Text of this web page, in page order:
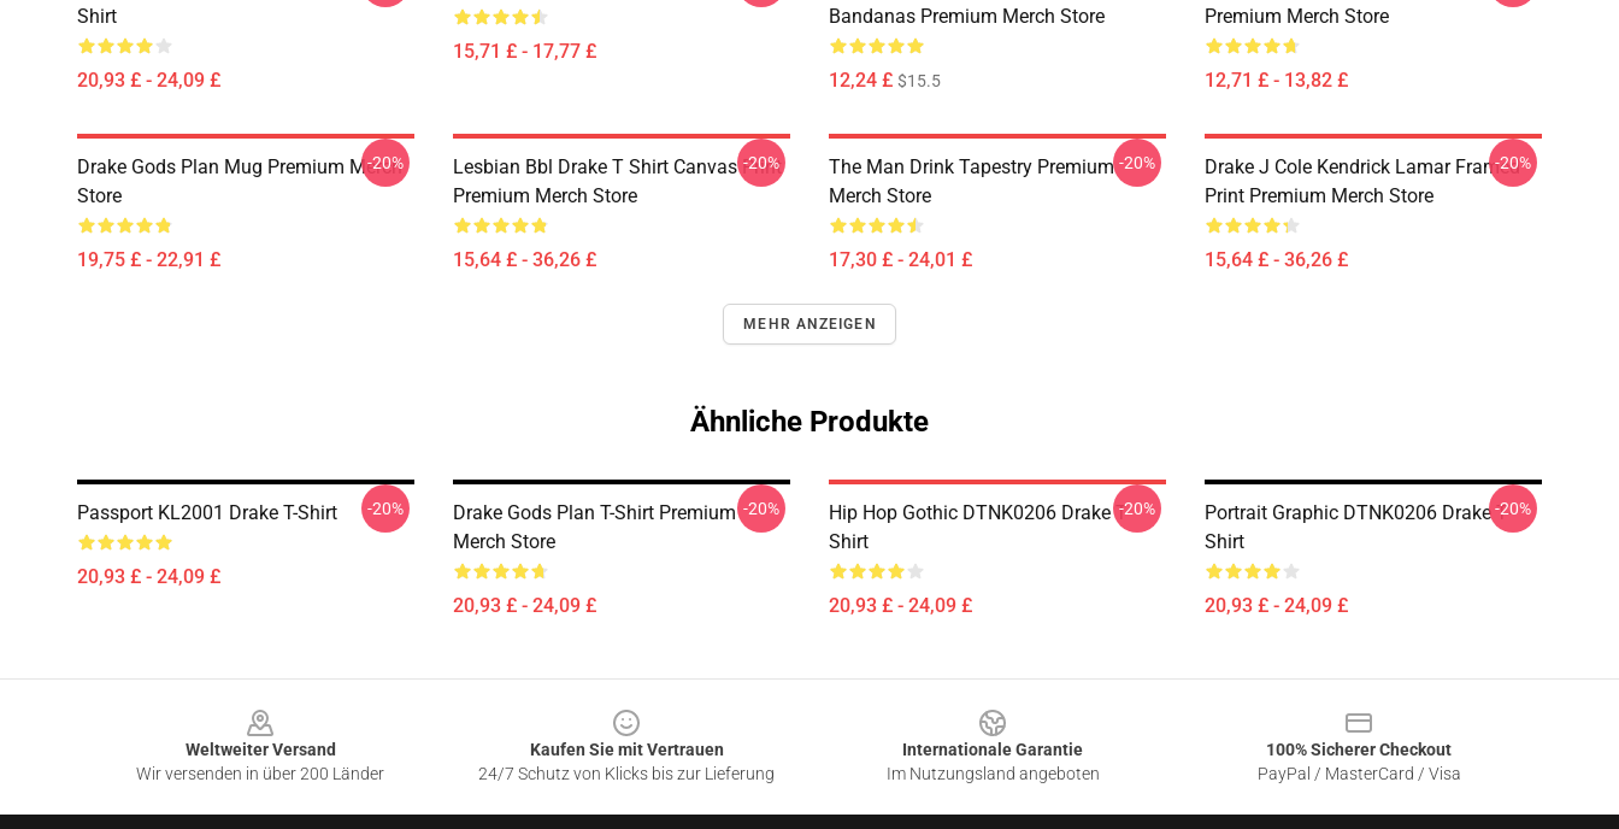
Shirt
20,93 £ - 24,09 £
15,71 £ - 17,77 £
Bandanas Premium Merch Store
12,24 £ $15.5
Premium Merch Store
12,71 £ - 13,82 £
Drake Gods Plan Mug Premium Merch
Store
19,75 £ - 22,91 £
-20%
Lesbian Bbl Drake T Shirt Canvas Print
Premium Merch Store
15,64 £ - 36,26 £
-20%
The Man Drink Tapestry Premium
Merch Store
17,30 £ - 24,01 £
-20%
Drake J Cole Kendrick Lamar Framed
Print Premium Merch Store
15,64 £ - 36,26 £
-20%
MEHR ANZEIGEN
Ähnliche Produkte
Passport KL2001 Drake T-Shirt
20,93 £ - 24,09 £
-20%
Drake Gods Plan T-Shirt Premium
Merch Store
20,93 £ - 24,09 £
-20%
Hip Hop Gothic DTNK0206 Drake T-
Shirt
20,93 £ - 24,09 £
-20%
Portrait Graphic DTNK0206 Drake T-
Shirt
20,93 £ - 24,09 £
-20%
Weltweiter Versand
Wir versenden in über 200 Länder
Kaufen Sie mit Vertrauen
24/7 Schutz von Klicks bis zur Lieferung
Internationale Garantie
Im Nutzungsland angeboten
100% Sicherer Checkout
PayPal / MasterCard / Visa